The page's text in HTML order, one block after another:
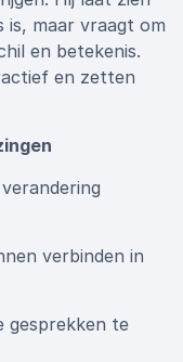
is, maar vraagt om
en betekenis.
en zetten
verbinden in
gesprekken te